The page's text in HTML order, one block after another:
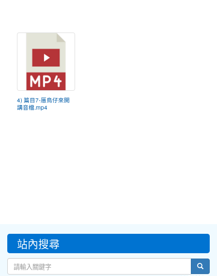
4) 篇目7-厝鳥仔來開
講音檔.mp4
::: 站內搜尋